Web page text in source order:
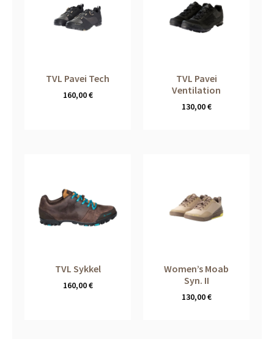
TVL Pavei Tech
160,00€
TVL Pavei
Ventilation
130,00€
TVL Sykkel
160,00€
Women’s Moab
Syn. II
130,00€